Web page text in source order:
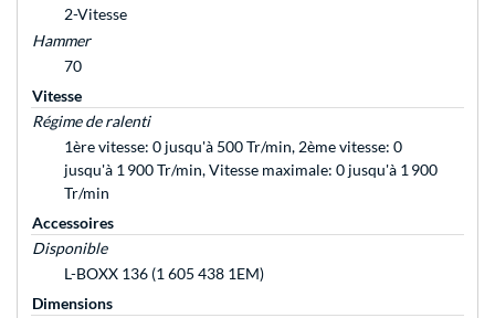
2-Vitesse
Hammer
70
Vitesse
Régime de ralenti
1ère vitesse: 0 jusqu'à 500 Tr/min, 2ème vitesse: 0
jusqu'à 1 900 Tr/min, Vitesse maximale: 0 jusqu'à 1 900
Tr/min
Accessoires
Disponible
L-BOXX 136 (1 605 438 1EM)
Dimensions